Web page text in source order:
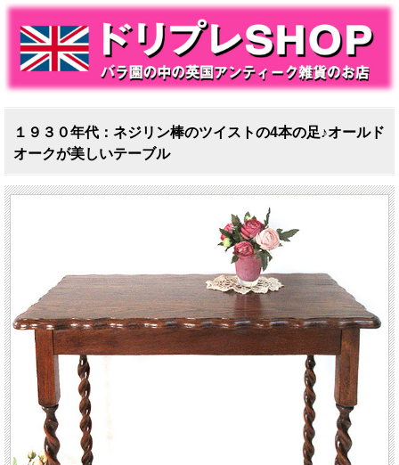
１９３０年代：ネジリン棒のツイストの4本の足♪オールド
オークが美しいテーブル